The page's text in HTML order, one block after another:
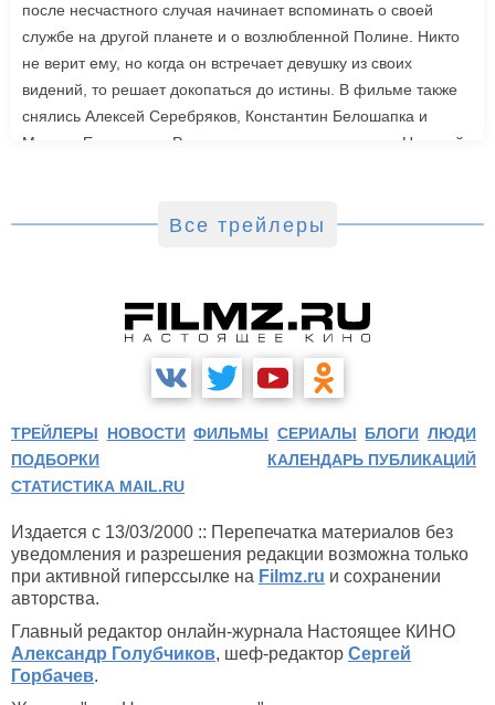
после несчастного случая начинает вспоминать о своей
службе на другой планете и о возлюбленной Полине. Никто
не верит ему, но когда он встречает девушку из своих
видений, то решает докопаться до истины. В фильме также
снялись Алексей Серебряков, Константин Белошапка и
Максим Емельянов. Режиссером картины выступил Николай
Все трейлеры
ТРЕЙЛЕРЫ НОВОСТИ ФИЛЬМЫ СЕРИАЛЫ БЛОГИ ЛЮДИ
ПОДБОРКИ
КАЛЕНДАРЬ ПУБЛИКАЦИЙ
СТАТИСТИКА MAIL.RU
Издается с 13/03/2000 :: Перепечатка материалов без
уведомления и разрешения редакции возможна только
при активной гиперссылке на Filmz.ru и сохранении
авторства.
Главный редактор онлайн-журнала Настоящее КИНО
Александр Голубчиков, шеф-редактор Сергей
Горбачев.